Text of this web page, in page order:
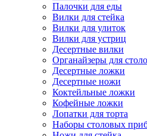
Палочки для еды
Вилки для стейка
Вилки для улиток
Вилки для устриц
Десертные вилки
Органайзеры для
Десертные ложки
Десертные ножи
Коктейльные ложки
Кофейные ложки
Лопатки для торта
Наборы столовых